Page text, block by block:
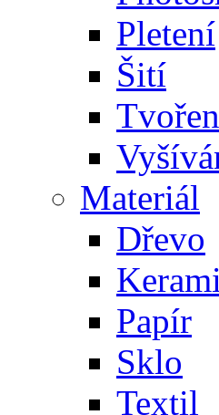
Pletení
Šití
Materiál
Dřevo
Papír
Sklo
Textil